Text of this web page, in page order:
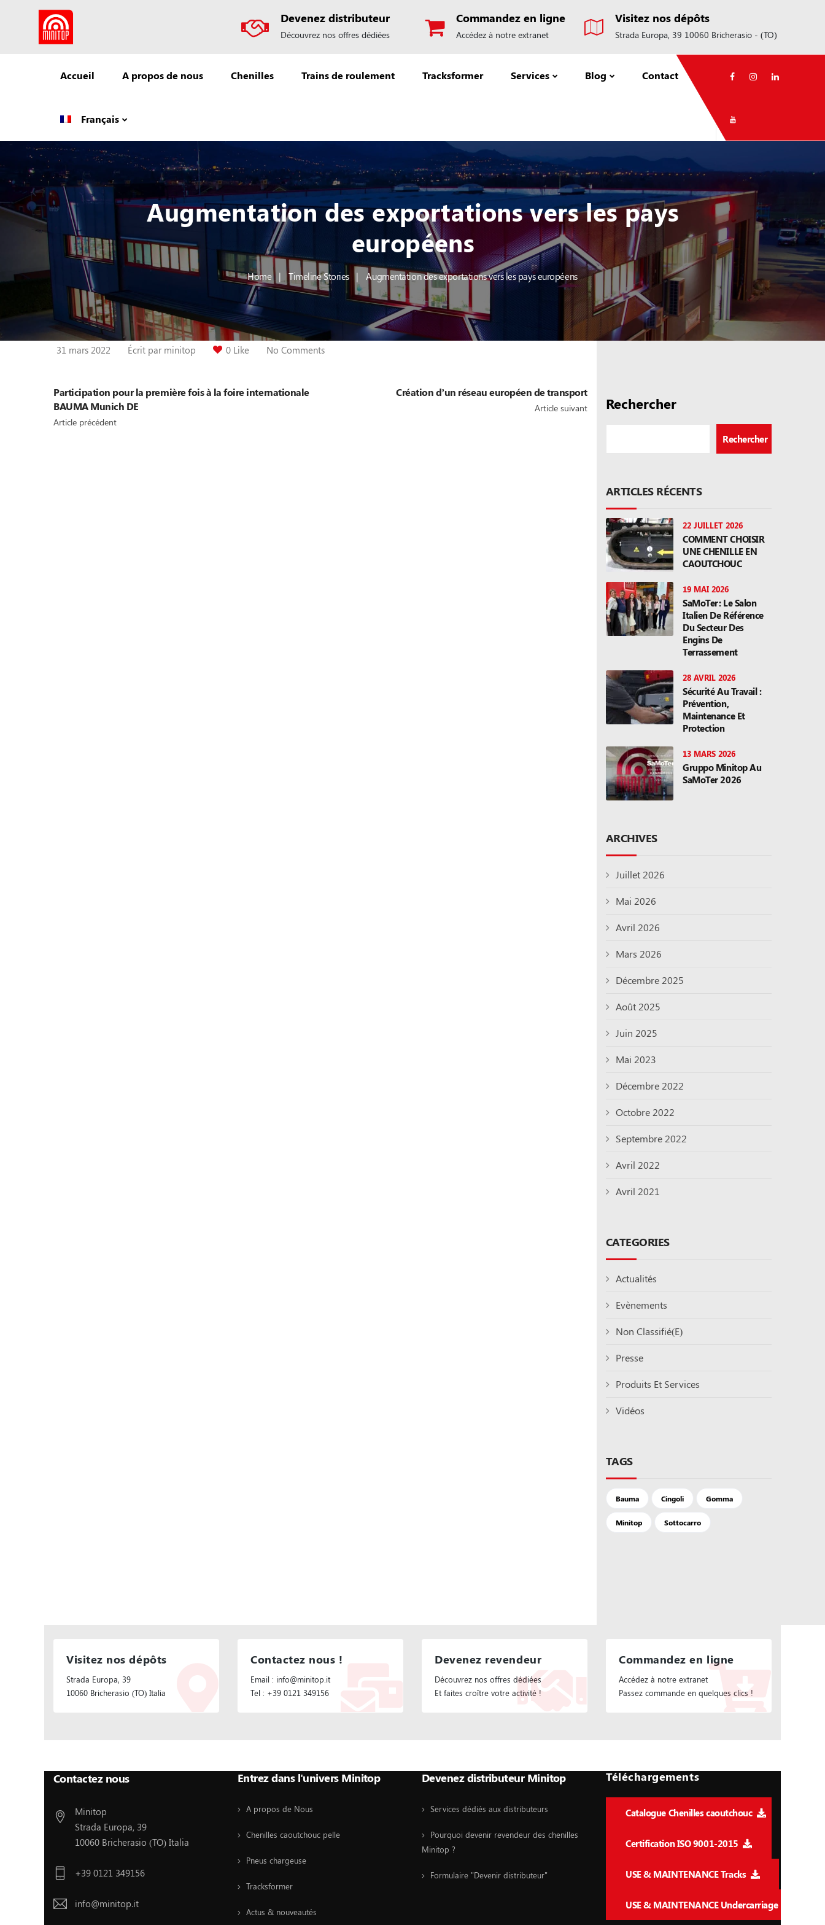
Devenez distributeur
Découvrez nos offres dédiées
Commandez en ligne
Accédez à notre extranet
Visitez nos dépôts
Strada Europa, 39 10060 Bricherasio - (TO)
Accueil A propos de nous Chenilles Trains de roulement Tracksformer Services Blog Contact
Français
Augmentation des exportations vers les pays
européens
Home Timeline Stories Augmentation des exportations vers les pays européens
31 mars 2022 Écrit par minitop 0 Like No Comments
Participation pour la première fois à la foire internationale
BAUMA Munich DE
Article précédent
Création d’un réseau européen de transport
Article suivant Rechercher
Rechercher
ARTICLES RÉCENTS
22 JUILLET 2026
COMMENT CHOISIR
UNE CHENILLE EN
CAOUTCHOUC
19 MAI 2026
SaMoTer: Le Salon
Italien De Référence
Du Secteur Des
Engins De
Terrassement
28 AVRIL 2026
Sécurité Au Travail :
Prévention,
Maintenance Et
Protection
13 MARS 2026
Gruppo Minitop Au
SaMoTer 2026
ARCHIVES
Juillet 2026
Mai 2026
Avril 2026
Mars 2026
Décembre 2025
Août 2025
Juin 2025
Mai 2023
Décembre 2022
Octobre 2022
Septembre 2022
Avril 2022
Avril 2021
CATEGORIES
Actualités
Evènements
Non Classifié(e)
Presse
Produits Et Services
Vidéos
TAGS
Bauma Cingoli Gomma
Minitop Sottocarro
Visitez nos dépôts
Strada Europa, 39
10060 Bricherasio (TO) Italia
Contactez nous !
Email : info@minitop.it
Tel : +39 0121 349156
Devenez revendeur
Découvrez nos offres dédiées
Et faites croître votre activité !
Commandez en ligne
Accédez à notre extranet
Passez commande en quelques clics !
Contactez nous
Minitop
Strada Europa, 39
10060 Bricherasio (TO) Italia
+39 0121 349156
info@minitop.it
Entrez dans l'univers Minitop
A propos de Nous
Chenilles caoutchouc pelle
Pneus chargeuse
Tracksformer
Actus & nouveautés
Devenez distributeur Minitop
Services dédiés aux distributeurs
Pourquoi devenir revendeur des chenilles
Minitop ?
Formulaire "Devenir distributeur"
Téléchargements
Catalogue Chenilles caoutchouc
Certification ISO 9001-2015
USE & MAINTENANCE Tracks
USE & MAINTENANCE Undercarriage